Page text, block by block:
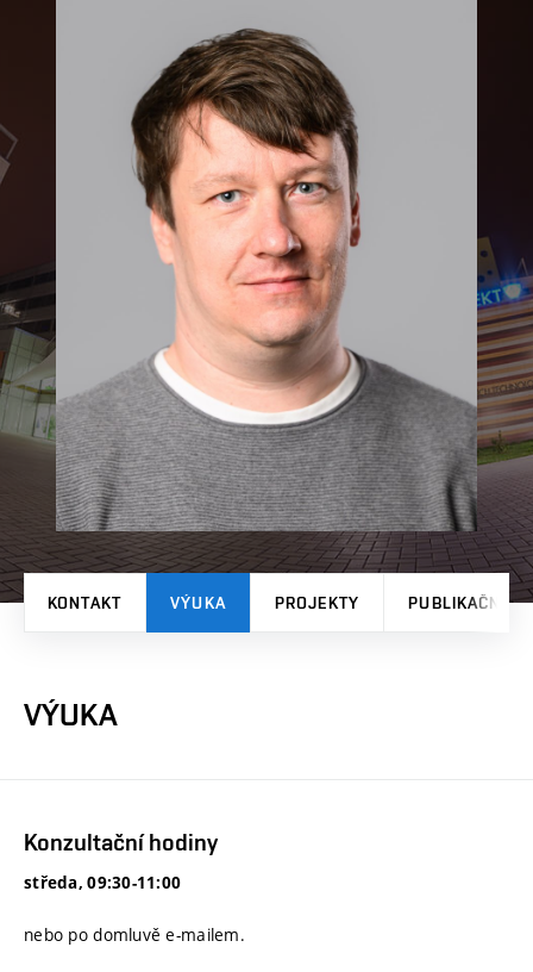
KONTAKT VÝUKA PROJEKTY PUBLIKAČNÍ
VÝUKA
Konzultační hodiny
středa, 09:30-11:00
nebo po domluvě e-mailem.